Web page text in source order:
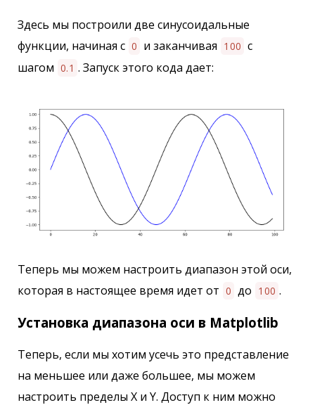
Здесь мы построили две синусоидальные
функции, начиная с 0 и заканчивая 100 с
шагом 0.1 . Запуск этого кода дает:
Теперь мы можем настроить диапазон этой оси,
которая в настоящее время идет от 0 до 100 .
Установка диапазона оси в Matplotlib
Теперь, если мы хотим усечь это представление
на меньшее или даже большее, мы можем
настроить пределы X и Y. Доступ к ним можно